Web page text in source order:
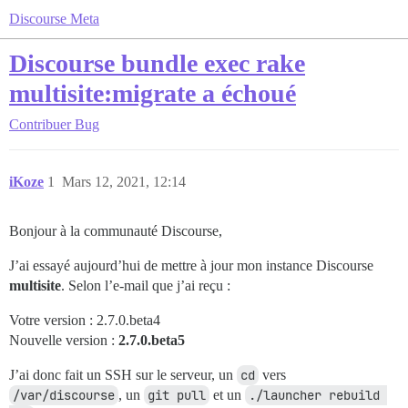
Discourse Meta
Discourse bundle exec rake
multisite:migrate a échoué
Contribuer Bug
iKoze Mars 12, 2021, 12:14
1
Bonjour à la communauté Discourse,
J’ai essayé aujourd’hui de mettre à jour mon instance Discourse
multisite. Selon l’e-mail que j’ai reçu :
Votre version : 2.7.0.beta4
Nouvelle version : 2.7.0.beta5
J’ai donc fait un SSH sur le serveur, un cd vers
/var/discourse , un git pull et un
./launcher rebuild